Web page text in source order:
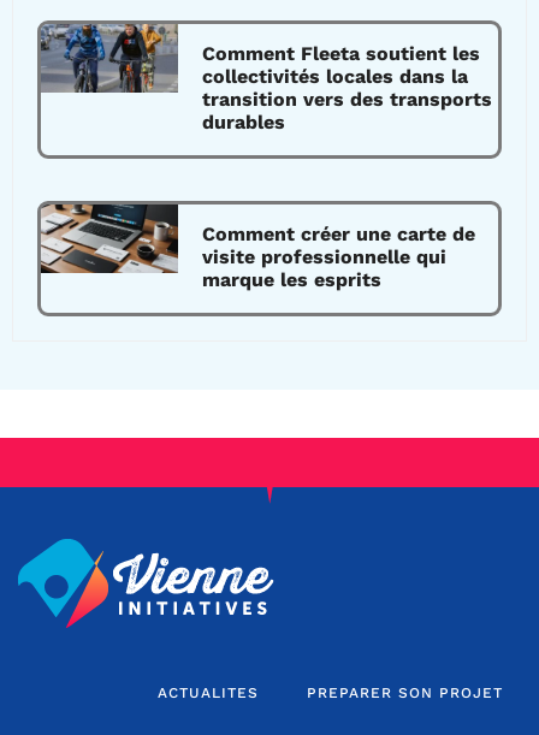
Comment Fleeta soutient les
collectivités locales dans la
transition vers des transports
durables
Comment créer une carte de
visite professionnelle qui
marque les esprits
ACTUALITES PREPARER SON PROJET